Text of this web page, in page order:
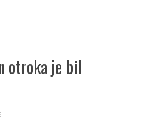
otroka je bil